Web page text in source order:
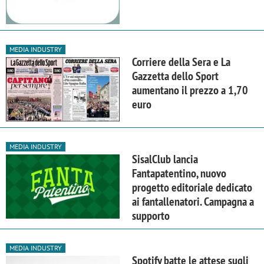
MEDIA INDUSTRY
Corriere della Sera e La
Gazzetta dello Sport
aumentano il prezzo a 1,70
euro
MEDIA INDUSTRY
SisalClub lancia
Fantapatentino, nuovo
progetto editoriale dedicato
ai fantallenatori. Campagna a
supporto
MEDIA INDUSTRY
Spotify batte le attese sugli